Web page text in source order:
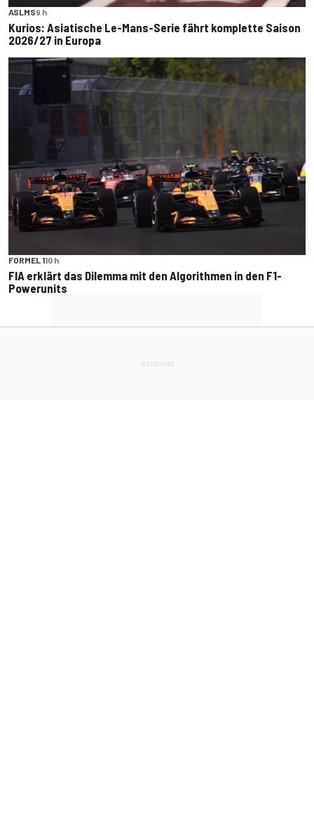
ASLMS9 h
Kurios: Asiatische Le-Mans-Serie fährt komplette Saison
2026/27 in Europa
FORMEL 110 h
FIA erklärt das Dilemma mit den Algorithmen in den F1-
Powerunits